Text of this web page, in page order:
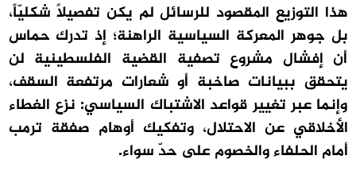
هذا التوزيع المقصود للرسائل لم يكن تفصيلاً شكليّاً،
بل جوهر المعركة السياسية الراهنة؛ إذ تدرك حماس
أن إفشال مشروع تصفية القضية الفلسطينية لن
يتحقق ببيانات صاخبة أو شعارات مرتفعة السقف،
وإنما عبر تغيير قواعد الاشتباك السياسي: نزع الغطاء
الأخلاقي عن الاحتلال، وتفكيك أوهام صفقة ترمب
أمام الحلفاء والخصوم على حدّ سواء.